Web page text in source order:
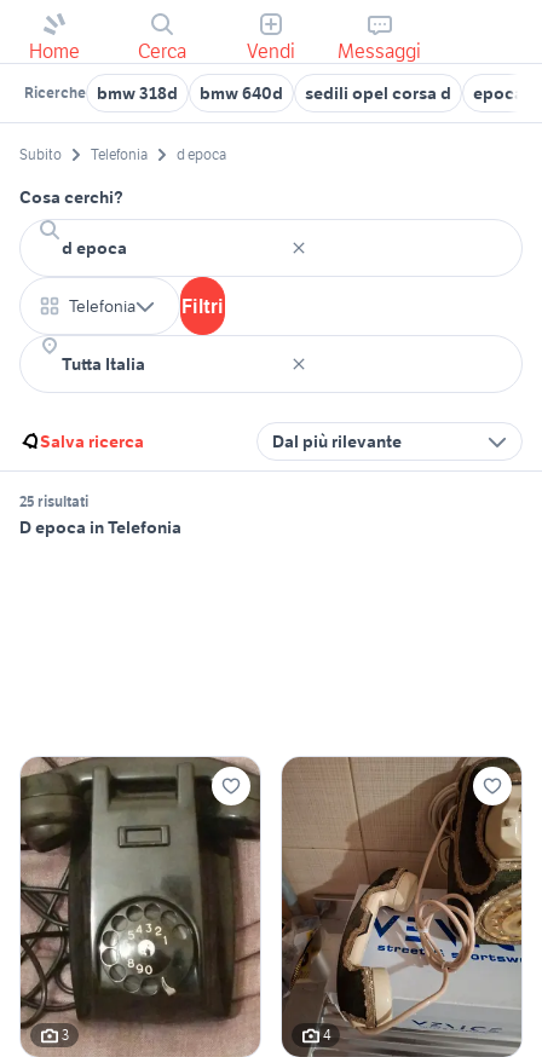
Home Cerca Vendi Messaggi
Ricerche bmw 318d bmw 640d sedili opel corsa d epoca
Subito Telefonia d epoca
Cosa cerchi?
Telefonia Filtri
Salva ricerca Dal più rilevante
25 risultati
D epoca in Telefonia
3 4